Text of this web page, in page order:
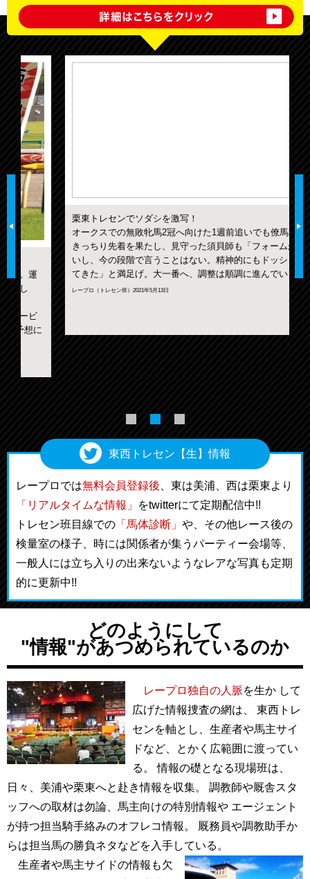
栗東トレセンでソダシを激写！
オークスでの無敗牝馬2冠へ向けた1週前追いでも僚馬2頭に
きっちり先着を果たし、見守った須貝師も「フォームがい
いし、今の段階で言うことはない。精神的にもドッシリし
てきた」と満足げ。大一番へ、調整は順調に進んでいる。
レープロ（トレセン班）2021年5月13日
東西トレセン【生】情報
レープロでは無料会員登録後 、東は美浦、西は栗東より
「リアルタイムな情報」
をtwitterにて定期配信中!!
トレセン班目線での 「馬体診断」 や、その他レース後の
検量室の様子、時には関係者が集うパーティー会場等、
一般人には立ち入りの出来ないようなレアな写真も定期
的に更新中!!
どのようにして
"情報"があつめられているのか
レープロ独自の人脈を生か して
広げた情報捜査の網は、 東西トレ
センを軸とし、生産者や馬主サイ
ドなど、とかく広範囲に渡ってい
る。 情報の礎となる現場班は、
日々、美浦や栗東へと赴き情報を収集。 調教師や厩舎スタ
ッフへの取材は勿論、馬主向けの特別情報や エージェント
が持つ担当騎手絡みのオフレコ情報。 厩務員や調教助手か
らは担当馬の勝負ネタなどを入手している。
生産者や馬主サイドの情報も欠